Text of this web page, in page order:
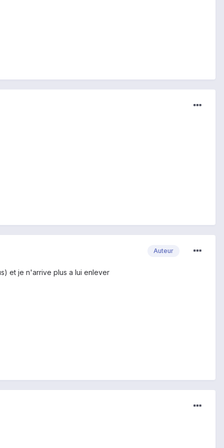
Auteur
et je n'arrive plus a lui enlever